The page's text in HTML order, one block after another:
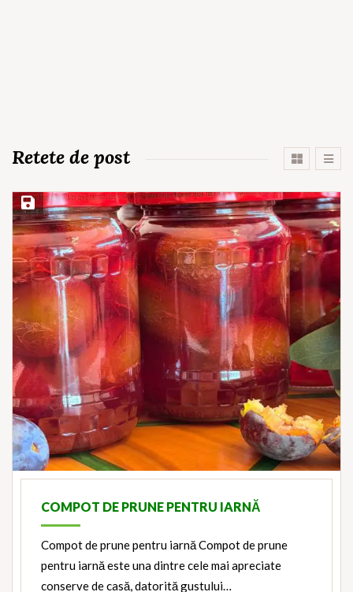
Retete de post
Save Recipe
COMPOT DE PRUNE PENTRU IARNĂ
Compot de prune pentru iarnă Compot de prune
pentru iarnă este una dintre cele mai apreciate
conserve de casă, datorită gustului…